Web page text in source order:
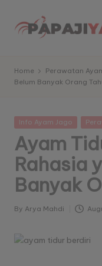
Skip
a
aj
iy
a
m
-
K
a
dan
tentang
sabung
ayam
yang
terbaru
dan
terpanas
untuk
sajikan
Home Perawatan
Belum Banyak Orang
Posted
Info Ayam Jago
Ayam
Rahasia
Banyak
Posted
By Arya Mahdi